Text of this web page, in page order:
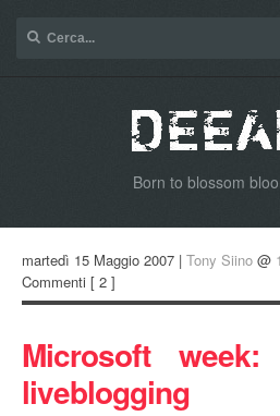
Born to blossom
martedì 15 Maggio 2007 | Tony Siino @
Commenti [ 2 ]
Microsoft
liveblogging